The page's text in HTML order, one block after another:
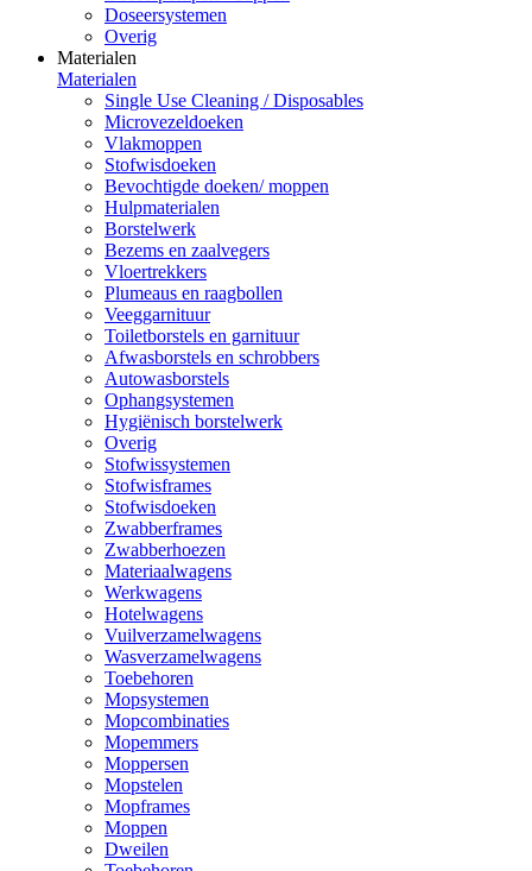
Doseersystemen
Overig
Materialen
Materialen
Single Use Cleaning / Disposables
Microvezeldoeken
Vlakmoppen
Stofwisdoeken
Bevochtigde doeken/ moppen
Hulpmaterialen
Borstelwerk
Bezems en zaalvegers
Vloertrekkers
Plumeaus en raagbollen
Veeggarnituur
Toiletborstels en garnituur
Afwasborstels en schrobbers
Autowasborstels
Ophangsystemen
Hygiënisch borstelwerk
Overig
Stofwissystemen
Stofwisframes
Stofwisdoeken
Zwabberframes
Zwabberhoezen
Materiaalwagens
Werkwagens
Hotelwagens
Vuilverzamelwagens
Wasverzamelwagens
Toebehoren
Mopsystemen
Mopcombinaties
Mopemmers
Moppersen
Mopstelen
Mopframes
Moppen
Dweilen